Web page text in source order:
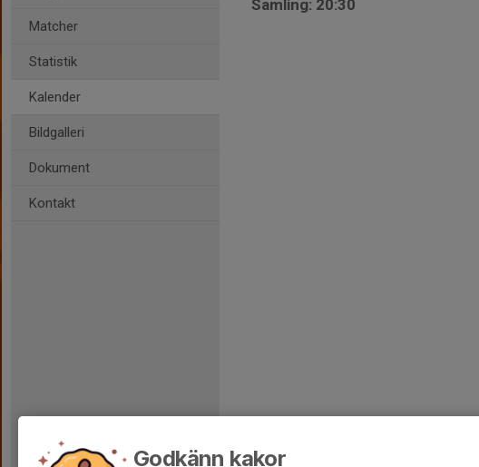
Matcher
Statistik
Kalender
Bildgalleri
Dokument
Kontakt
Samling: 20:30
Godkänn kakor